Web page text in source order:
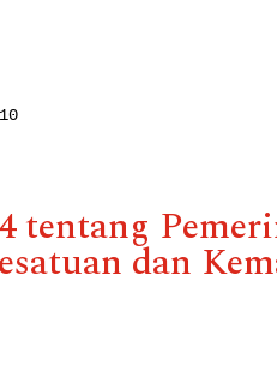
tentang
dan